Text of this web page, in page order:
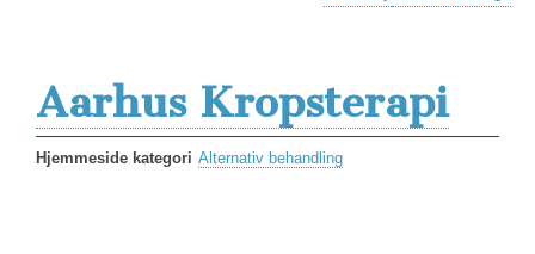
Aarhus Kropsterapi
Hjemmeside kategori Alternativ behandling